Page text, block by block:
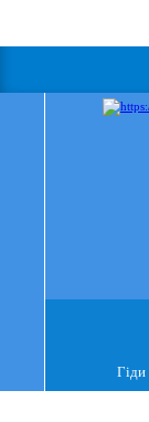
Гіди